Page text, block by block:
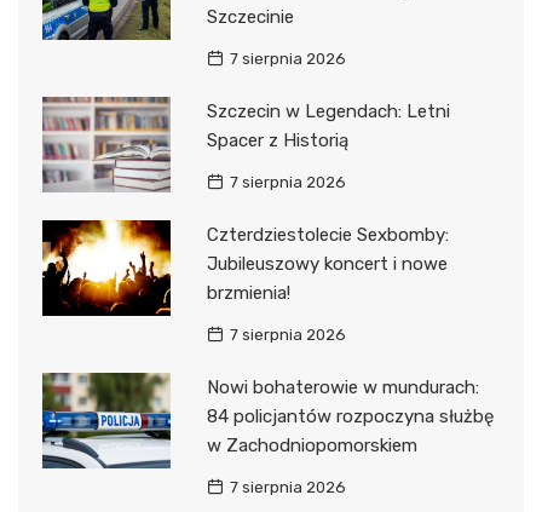
Szczecinie
7 sierpnia 2026
Szczecin w Legendach: Letni
Spacer z Historią
7 sierpnia 2026
Czterdziestolecie Sexbomby:
Jubileuszowy koncert i nowe
brzmienia!
7 sierpnia 2026
Nowi bohaterowie w mundurach:
84 policjantów rozpoczyna służbę
w Zachodniopomorskiem
7 sierpnia 2026